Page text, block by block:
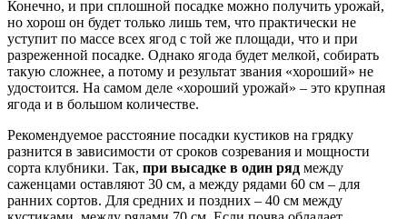
Конечно, и при сплошной посадке можно получить урожай,
но хорош он будет только лишь тем, что практически не
уступит по массе всех ягод с той же площади, что и при
разреженной посадке. Однако ягода будет мелкой, собирать
такую сложнее, а потому и результат звания «хороший» не
удостоится. На самом деле «хороший урожай» – это крупная
ягода и в большом количестве.
Рекомендуемое расстояние посадки кустиков на грядку
разнится в зависимости от сроков созревания и мощности
сорта клубники. Так, при высадке в один ряд между
саженцами оставляют 30 см, а между рядами 60 см – для
ранних сортов. Для средних и поздних – 40 см между